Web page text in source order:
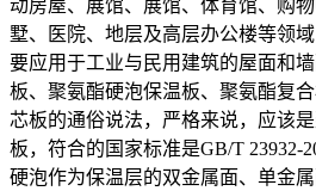
动房屋、展馆、展馆、体育馆、购
墅、医院、地层及高层办公楼等领
要应用于工业与民用建筑的屋面和
板、聚氨酯硬泡保温板、聚氨酯复
芯板的通俗说法，严格来说，应该
板，符合的国家标准是GB/T 23932-
硬泡作为保温层的双金属面、单金